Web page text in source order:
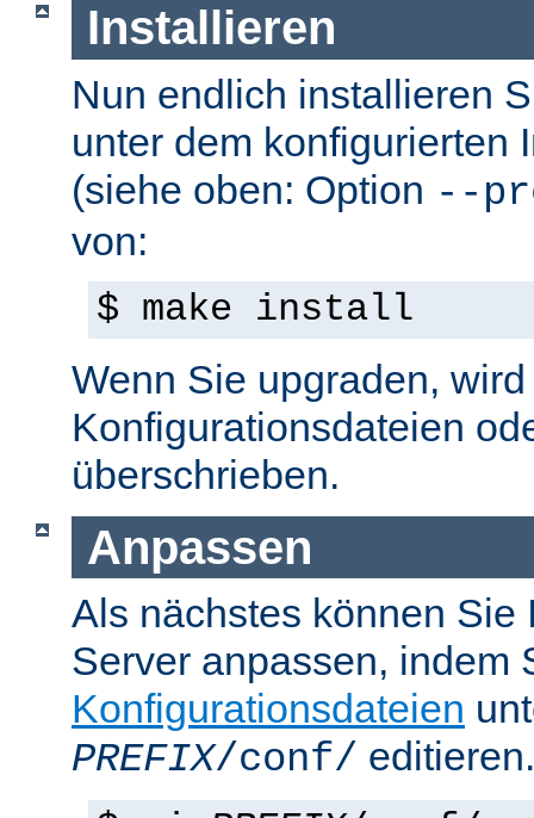
Installieren
Nun endlich installieren
unter dem konfigurierten
(siehe oben: Option --
von:
$ make install
Wenn Sie upgraden,
Konfigurationsdateien
überschrieben.
Anpassen
Als nächstes können Sie
Server anpassen, indem
Konfigurationsdateien
PREFIX/conf/ editieren.